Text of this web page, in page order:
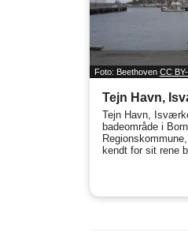
Foto: Beethoven CC
Tejn Havn,
Tejn Havn,
badeområde i
kendt for sit rene